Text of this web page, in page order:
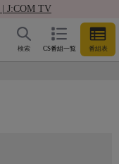
J:COM TV
CS番組一覧 番組表
検索